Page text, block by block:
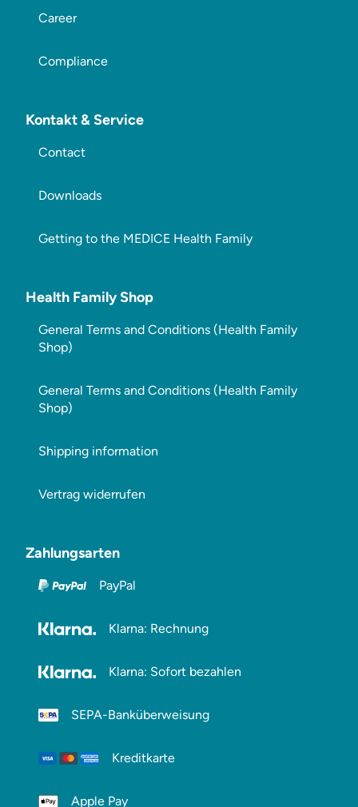
Career
Compliance
Kontakt & Service
Contact
Downloads
Getting to the MEDICE Health Family
Health Family Shop
General Terms and Conditions (Health Family
Shop)
General Terms and Conditions (Health Family
Shop)
Shipping information
Vertrag widerrufen
Zahlungsarten
PayPal
Klarna: Rechnung
Klarna: Sofort bezahlen
SEPA-Banküberweisung
Kreditkarte
Apple Pay